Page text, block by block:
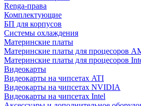
Renga-права
Комплектующие
БП для корпусов
Системы охлаждения
Материнские платы
Материнские платы для процесоров
Материнские платы для процесоров
Видеокарты
Видеокарты на чипсетах ATI
Видеокарты на чипсетах NVIDIA
Видеокарты на чипсетах Intel